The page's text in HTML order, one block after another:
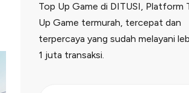
Top Up Game di DITUSI, Platform
Up Game termurah, tercepat dan
terpercaya yang sudah melayani
1 juta transaksi.